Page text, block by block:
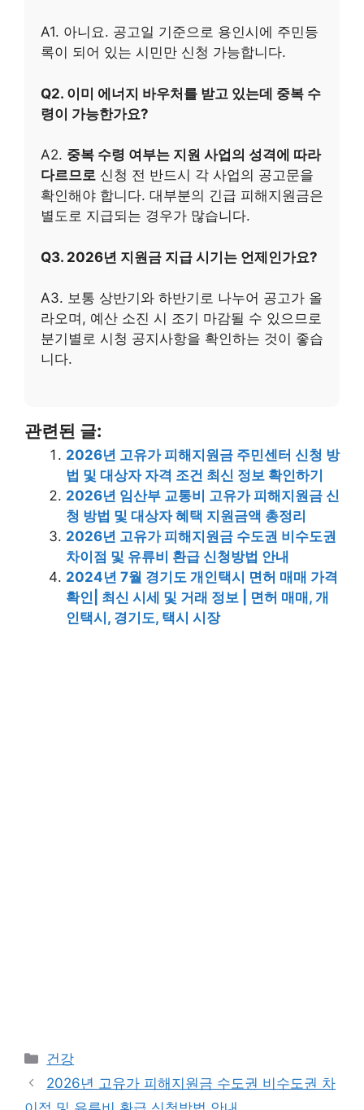
A1. 아니요. 공고일 기준으로 용인시에 주민등
록이 되어 있는 시민만 신청 가능합니다.
Q2. 이미 에너지 바우처를 받고 있는데 중복 수
령이 가능한가요?
A2. 중복 수령 여부는 지원 사업의 성격에 따라
다르므로 신청 전 반드시 각 사업의 공고문을
확인해야 합니다. 대부분의 긴급 피해지원금은
별도로 지급되는 경우가 많습니다.
Q3. 2026년 지원금 지급 시기는 언제인가요?
A3. 보통 상반기와 하반기로 나누어 공고가 올
라오며, 예산 소진 시 조기 마감될 수 있으므로
분기별로 시청 공지사항을 확인하는 것이 좋습
니다.
관련된 글:
2026년 고유가 피해지원금 주민센터 신청 방
법 및 대상자 자격 조건 최신 정보 확인하기
2026년 임산부 교통비 고유가 피해지원금 신
청 방법 및 대상자 혜택 지원금액 총정리
2026년 고유가 피해지원금 수도권 비수도권
차이점 및 유류비 환급 신청방법 안내
2024년 7월 경기도 개인택시 면허 매매 가격
확인| 최신 시세 및 거래 정보 | 면허 매매, 개
인택시, 경기도, 택시 시장
Categories
건강
2026년 고유가 피해지원금 수도권 비수도권 차